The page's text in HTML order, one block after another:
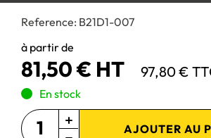
Reference: B21D1-007
à partir de
81,50 € HT 97,80 €
En stock
AJOUTER AU
Conditions Générales de Vente
Politique
Personnaliser les cookies
Paiement 100%
Site réservé aux